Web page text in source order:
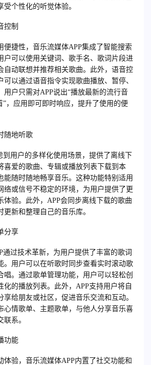
个性化的听觉体验。
控制
便捷性，音乐流媒体APP集成了智能搜索
户可以使用关键词、歌手名、歌词片段进
自动联想并推荐相关歌曲。此外，语音控
可以通过语音指令实现歌曲播放、暂停、
用户只需对APP说出“播放最新的流行音
”，应用即可即时响应，提升了使用的便
随地听歌
到用户的多样化使用场景，提供了离线下
喜爱的歌曲、专辑或播放列表下载到本
能随时随地畅享音乐。这种功能特别适用
络或信号不稳定的环境，为用户提供了更
体验。此外，APP会同步离线下载的歌曲
新和整理自己的音乐库。
分享
通过技术革新，为用户提供了丰富的歌词
。用户可以在听歌时同步查看实时滚动歌
唱。通过歌单管理功能，用户可以轻松创
化的播放列表。此外，APP支持用户将自
享给朋友或社区，促进音乐交流和互动。
心情歌单、主题歌单，与他人分享音乐喜
系。
功能
体验，音乐流媒体APP内置了社交功能和